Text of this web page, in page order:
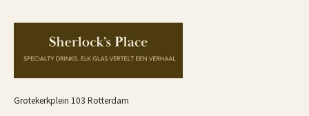
Grotekerkplein 103 Rotterdam